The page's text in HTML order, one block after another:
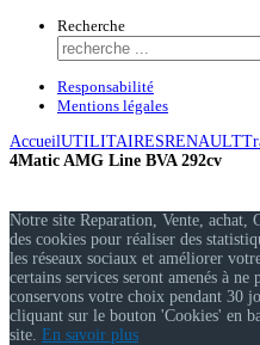
Recherche
Responsabilité
Mentions légales
AccueilUTILITAIRESRENAULT
4Matic AMG Line BVA 292cv
Notre site Reparation, Vente, achat,
des cookies pour réaliser des
les réseaux sociaux et améliorer
certains services seront amenés à
conservons votre choix pendant 30
cliquant sur le bouton 'Cookies' en
site. En savoir plus